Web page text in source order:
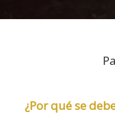
¿Por qué se